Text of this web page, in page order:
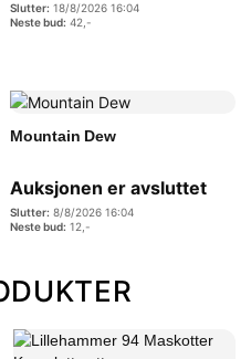
18/8/2026 16:04
42 ,-
Mountain Dew
Auksjonen er avsluttet
8/8/2026 16:04
12 ,-